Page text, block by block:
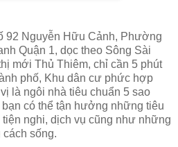
92 Nguyễn Hữu Cảnh, Phường
Quận 1, dọc theo Sông Sài
mới Thủ Thiêm, chỉ cần 5 phút
phố, Khu dân cư phức hợp
là ngôi nhà tiêu chuẩn 5 sao
có thể tận hưởng những tiêu
nghi, dịch vụ cũng như những
sống.